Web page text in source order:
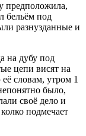
предположила,
бельём под
разнузданные и
на дубу под
цепи висят на
словам, утром 1
было,
своё дело и
подмечает